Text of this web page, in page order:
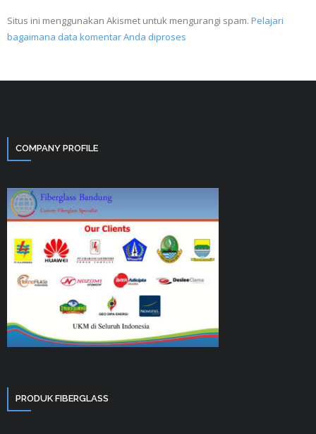
Situs ini menggunakan Akismet untuk mengurangi spam. Pelajari
bagaimana data komentar Anda diproses
COMPANY PROFILE
PRODUK FIBERGLASS